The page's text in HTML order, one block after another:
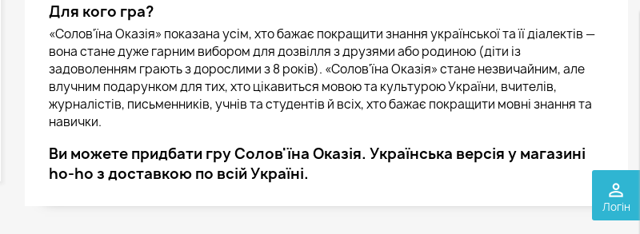
perm_identity
Логін
Для кого гра?
«Солов'їна Оказія» показана усім, хто бажає покращити знання української та її діалектів —
вона стане дуже гарним вибором для дозвілля з друзями або родиною (діти із
задоволенням грають з дорослими з 8 років). «Солов'їна Оказія» стане незвичайним, але
влучним подарунком для тих, хто цікавиться мовою та культурою України, вчителів,
журналістів, письменників, учнів та студентів й всіх, хто бажає покращити мовні знання та
навички.
Ви можете придбати гру Солов'їна Оказія. Українська версія у магазині
ho-ho з доставкою по всій Україні.